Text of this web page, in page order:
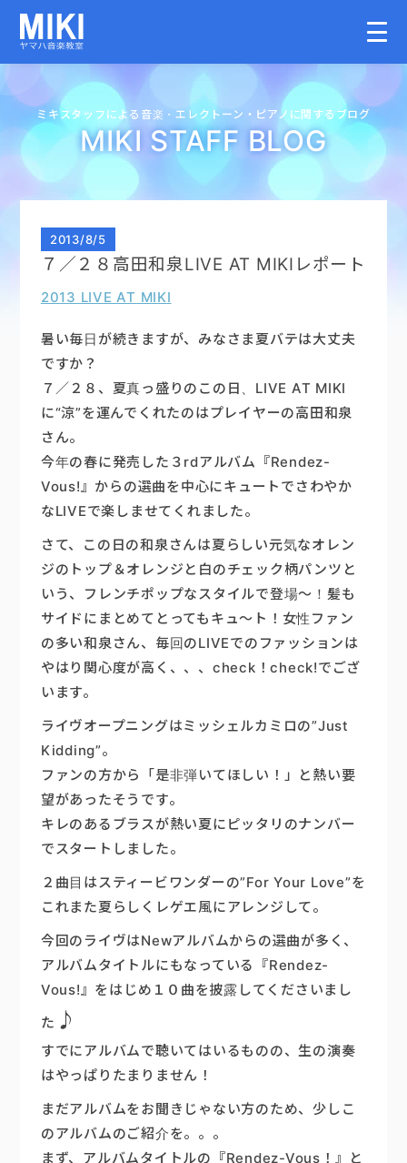
HOME
大人のコース
講師募集情報
イベント情報
楽器販売
ミキスタッフによる音楽・エレクトーン・ ピアノに関するブログ
MIKI STAFF BLOG
2013/8/5
７／２８高田和泉LIVE AT MIKIレポート
2013 LIVE AT MIKI
暑い毎日が続きますが、みなさま夏バテは大丈夫
ですか？
７／２８、夏真っ盛りのこの日、LIVE AT MIKI
に“涼”を運んでくれたのはプレイヤーの高田和泉
さん。
今年の春に発売した３rdアルバム『Rendez-
Vous!』からの選曲を中心にキュートでさわやか
なLIVEで楽しませてくれました。
さて、この日の和泉さんは夏らしい元気なオレン
ジのトップ＆オレンジと白のチェック柄パンツと
いう、フレンチポップなスタイルで登場～！髪も
サイドにまとめてとってもキュ～ト！女性ファン
の多い和泉さん、毎回のLIVEでのファッションは
やはり関心度が高く、、、check！check!でござ
います。
ライヴオープニングはミッシェルカミロの”Just
Kidding”。
ファンの方から「是非弾いてほしい！」と熱い要
望があったそうです。
キレのあるブラスが熱い夏にピッタリのナンバー
でスタートしました。
２曲目はスティービワンダーの”For Your Love”を
これまた夏らしくレゲエ風にアレンジして。
今回のライヴはNewアルバムからの選曲が多く、
アルバムタイトルにもなっている『Rendez-
Vous!』をはじめ１０曲を披露してくださいまし
た ♪
すでにアルバムで聴いてはいるものの、生の演奏
はやっぱりたまりません！
まだアルバムをお聞きじゃない方のため、少しこ
のアルバムのご紹介を。。。
まず、アルバムタイトルの『Rendez-Vous！』と